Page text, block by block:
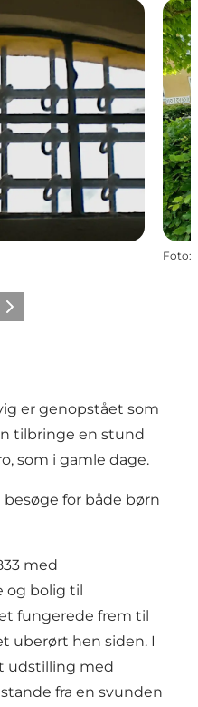
Foto:
Næste
er genopstået som
tilbringe en stund
som i gamle dage.
for både børn
med
og bolig til
fungerede frem til
uberørt hen siden. I
udstilling med
fra en svunden